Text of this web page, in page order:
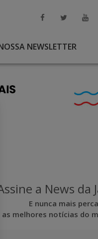
NEWSLETTER
a News da
E nunca mais perca
as melhores notícias do